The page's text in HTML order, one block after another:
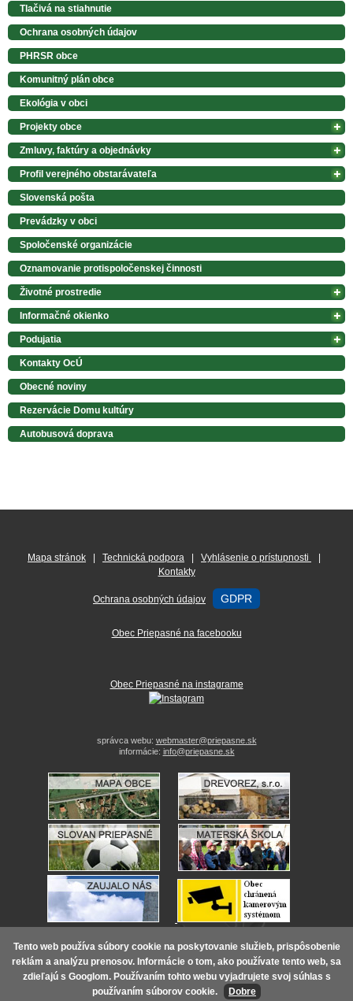
Tlačivá na stiahnutie
Ochrana osobných údajov
PHRSR obce
Komunitný plán obce
Ekológia v obci
Projekty obce
Zmluvy, faktúry a objednávky
Profil verejného obstarávateľa
Slovenská pošta
Prevádzky v obci
Spoločenské organizácie
Oznamovanie protispoločenskej činnosti
Životné prostredie
Informačné okienko
Podujatia
Kontakty OcÚ
Obecné noviny
Rezervácie Domu kultúry
Autobusová doprava
Mapa stránok | Technická podpora | Vyhlásenie o prístupnosti
|
Kontakty
Ochrana osobných údajov GDPR
Obec Priepasné na facebooku
Obec Priepasné na instagrame
správca webu: webmaster@priepasne.sk
informácie: info@priepasne.sk
2011-2026 ©Obec Priepasné
Webstránky pre obce a mestá
Tento web používa súbory cookie na poskytovanie služieb, prispôsobenie
reklám a analýzu prenosov. Informácie o tom, ako používate tento web, sa
zdieľajú s Googlom. Používaním tohto webu vyjadrujete svoj súhlas s
používaním súborov cookie.
Dobre